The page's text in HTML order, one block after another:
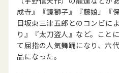
成寺』『鏡獅子』『藤娘』『
目坂東三津五郎とのコンビに
り』『太刀盗人』など。こと
て屈指の人気舞踊になり、六
品になった。